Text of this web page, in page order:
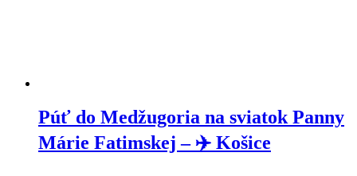
Púť do Medžugoria na sviatok Panny
Márie Fatimskej – ✈️ Košice